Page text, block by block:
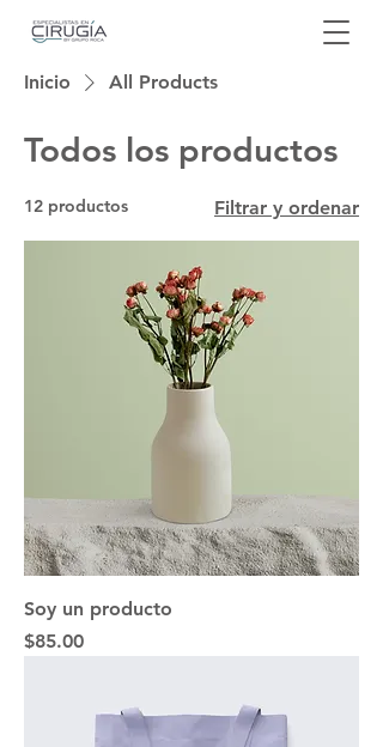
Inicio All Products
Todos los productos
12 productos Filtrar y ordenar
Soy un producto
Precio
$85.00